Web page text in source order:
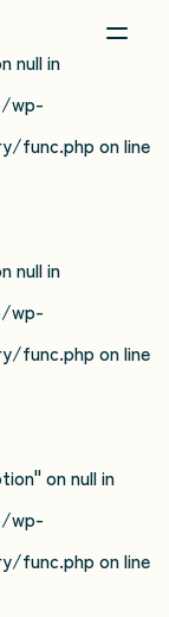
null in
wp-
func.php on line
null in
wp-
func.php on line
on null in
wp-
func.php on line